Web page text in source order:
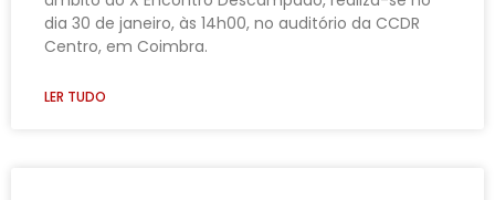
dia 30 de janeiro, às 14h00, no auditório da CCDR
Centro, em Coimbra.
LER TUDO